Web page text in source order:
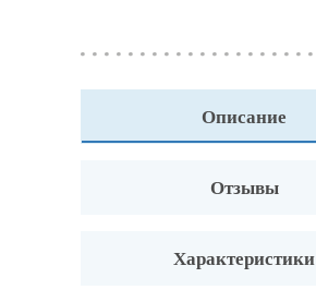
Описание
Отзывы
Характеристики